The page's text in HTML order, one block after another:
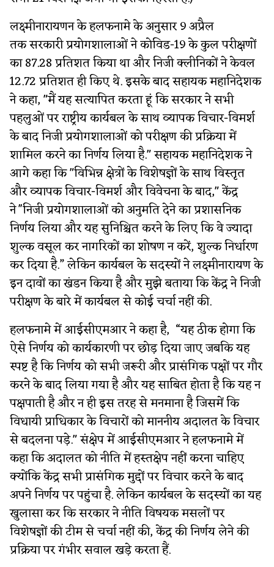
लक्ष्मीनारायणन के हलफनामे के अनुसार 9 अप्रैल
तक सरकारी प्रयोगशालाओं ने कोविड-19 के कुल परीक्षणों
का 87.28 प्रतिशत किया था और निजी क्लीनिकों ने केवल
12.72 प्रतिशत ही किए थे. इसके बाद सहायक महानिदेशक
ने कहा, "मैं यह सत्यापित करता हूं कि सरकार ने सभी
पहलुओं पर राष्ट्रीय कार्यबल के साथ व्यापक विचार-विमर्श
के बाद निजी प्रयोगशालाओं को परीक्षण की प्रक्रिया में
शामिल करने का निर्णय लिया है." सहायक महानिदेशक ने
आगे कहा कि "विभिन्न क्षेत्रों के विशेषज्ञों के साथ विस्तृत
और व्यापक विचार-विमर्श और विवेचना के बाद," केंद्र
ने ''निजी प्रयोगशालाओं को अनुमति देने का प्रशासनिक
निर्णय लिया और यह सुनिश्चित करने के लिए कि वे ज्यादा
शुल्क वसूल कर नागरिकों का शोषण न करें, शुल्क निर्धारण
कर दिया है.” लेकिन कार्यबल के सदस्यों ने लक्ष्मीनारायण के
इन दावों का खंडन किया है और मुझे बताया कि केंद्र ने निजी
परीक्षण के बारे में कार्यबल से कोई चर्चा नहीं की.
हलफनामे में आईसीएमआर ने कहा है, “यह ठीक होगा कि
ऐसे निर्णय को कार्यकारणी पर छोड़ दिया जाए जबकि यह
स्पष्ट है कि निर्णय को सभी जरूरी और प्रासंगिक पक्षों पर गौर
करने के बाद लिया गया है और यह साबित होता है कि यह न
पक्षपाती है और न ही इस तरह से मनमाना है जिसमें कि
विधायी प्राधिकार के विचारों को माननीय अदालत के विचार
से बदलना पड़े." संक्षेप में आईसीएमआर ने हलफनामे में
कहा कि अदालत को नीति में हस्तक्षेप नहीं करना चाहिए
क्योंकि केंद्र सभी प्रासंगिक मुद्दों पर विचार करने के बाद
अपने निर्णय पर पहुंचा है. लेकिन कार्यबल के सदस्यों का यह
खुलासा कर कि सरकार ने नीति विषयक मसलों पर
विशेषज्ञों की टीम से चर्चा नहीं की, केंद्र की निर्णय लेने की
प्रक्रिया पर गंभीर सवाल खड़े करता हैं.